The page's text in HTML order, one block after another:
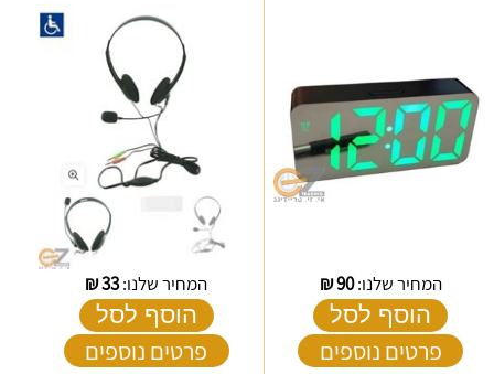
המחיר שלנו:90
₪
הוסף לסל
פרטים נוספים
המחיר שלנו:33
₪
הוסף לסל
פרטים נוספים